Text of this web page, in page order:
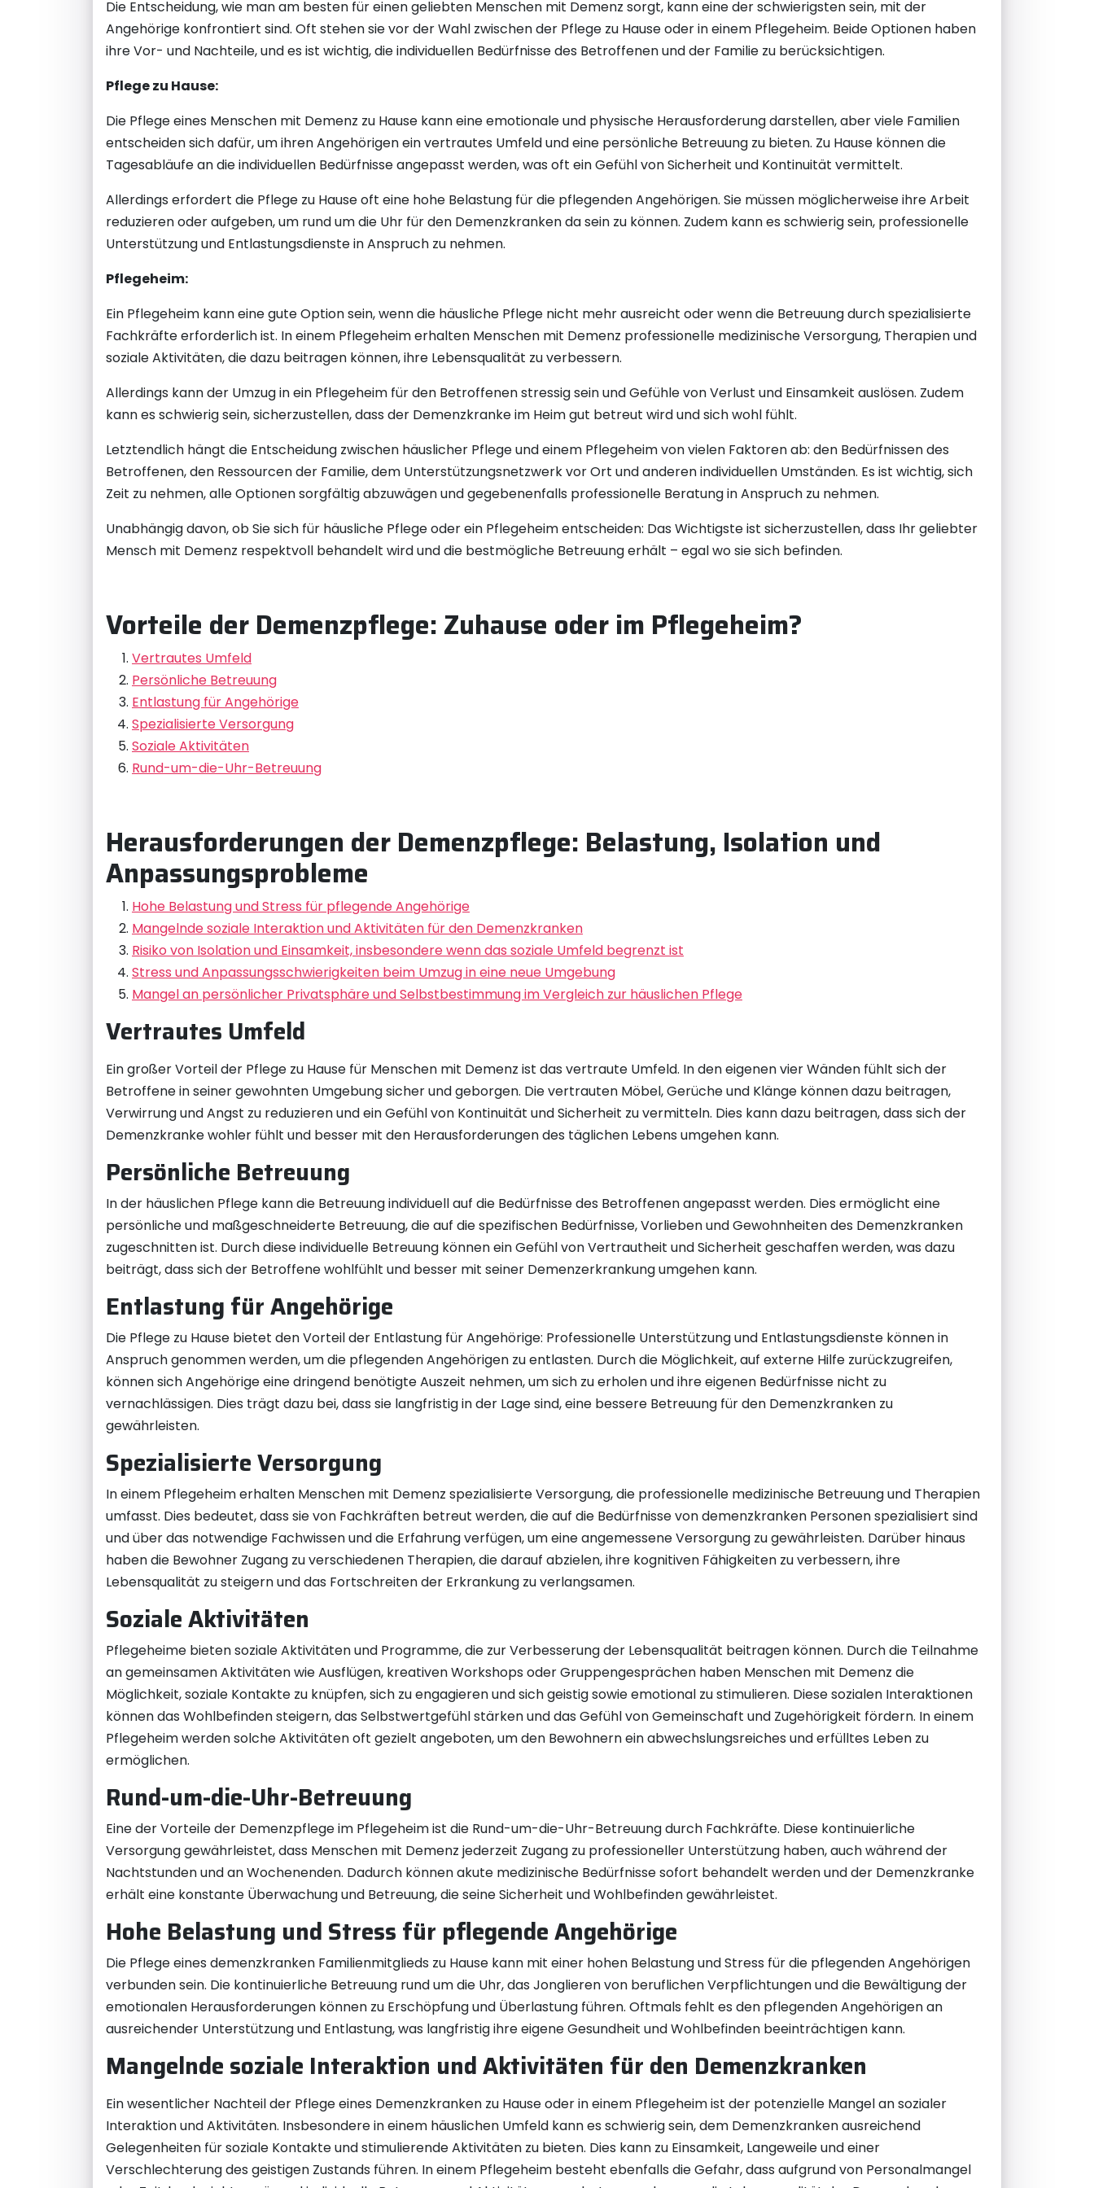
Die Entscheidung, wie man am besten für einen geliebten Menschen mit Demenz sorgt, kann eine der schwierigsten sein, mit der
Angehörige konfrontiert sind. Oft stehen sie vor der Wahl zwischen der Pflege zu Hause oder in einem Pflegeheim. Beide Optionen haben
ihre Vor- und Nachteile, und es ist wichtig, die individuellen Bedürfnisse des Betroffenen und der Familie zu berücksichtigen.
Pflege zu Hause:
Die Pflege eines Menschen mit Demenz zu Hause kann eine emotionale und physische Herausforderung darstellen, aber viele Familien
entscheiden sich dafür, um ihren Angehörigen ein vertrautes Umfeld und eine persönliche Betreuung zu bieten. Zu Hause können die
Tagesabläufe an die individuellen Bedürfnisse angepasst werden, was oft ein Gefühl von Sicherheit und Kontinuität vermittelt.
Allerdings erfordert die Pflege zu Hause oft eine hohe Belastung für die pflegenden Angehörigen. Sie müssen möglicherweise ihre Arbeit
reduzieren oder aufgeben, um rund um die Uhr für den Demenzkranken da sein zu können. Zudem kann es schwierig sein, professionelle
Unterstützung und Entlastungsdienste in Anspruch zu nehmen.
Pflegeheim:
Ein Pflegeheim kann eine gute Option sein, wenn die häusliche Pflege nicht mehr ausreicht oder wenn die Betreuung durch spezialisierte
Fachkräfte erforderlich ist. In einem Pflegeheim erhalten Menschen mit Demenz professionelle medizinische Versorgung, Therapien und
soziale Aktivitäten, die dazu beitragen können, ihre Lebensqualität zu verbessern.
Allerdings kann der Umzug in ein Pflegeheim für den Betroffenen stressig sein und Gefühle von Verlust und Einsamkeit auslösen. Zudem
kann es schwierig sein, sicherzustellen, dass der Demenzkranke im Heim gut betreut wird und sich wohl fühlt.
Letztendlich hängt die Entscheidung zwischen häuslicher Pflege und einem Pflegeheim von vielen Faktoren ab: den Bedürfnissen des
Betroffenen, den Ressourcen der Familie, dem Unterstützungsnetzwerk vor Ort und anderen individuellen Umständen. Es ist wichtig, sich
Zeit zu nehmen, alle Optionen sorgfältig abzuwägen und gegebenenfalls professionelle Beratung in Anspruch zu nehmen.
Unabhängig davon, ob Sie sich für häusliche Pflege oder ein Pflegeheim entscheiden: Das Wichtigste ist sicherzustellen, dass Ihr geliebter
Mensch mit Demenz respektvoll behandelt wird und die bestmögliche Betreuung erhält – egal wo sie sich befinden.
Vorteile der Demenzpflege: Zuhause oder im Pflegeheim?
Vertrautes Umfeld
Persönliche Betreuung
Entlastung für Angehörige
Spezialisierte Versorgung
Soziale Aktivitäten
Rund-um-die-Uhr-Betreuung
Herausforderungen der Demenzpflege: Belastung, Isolation und
Anpassungsprobleme
Hohe Belastung und Stress für pflegende Angehörige
Mangelnde soziale Interaktion und Aktivitäten für den Demenzkranken
Risiko von Isolation und Einsamkeit, insbesondere wenn das soziale Umfeld begrenzt ist
Stress und Anpassungsschwierigkeiten beim Umzug in eine neue Umgebung
Mangel an persönlicher Privatsphäre und Selbstbestimmung im Vergleich zur häuslichen Pflege
Vertrautes Umfeld
Ein großer Vorteil der Pflege zu Hause für Menschen mit Demenz ist das vertraute Umfeld. In den eigenen vier Wänden fühlt sich der
Betroffene in seiner gewohnten Umgebung sicher und geborgen. Die vertrauten Möbel, Gerüche und Klänge können dazu beitragen,
Verwirrung und Angst zu reduzieren und ein Gefühl von Kontinuität und Sicherheit zu vermitteln. Dies kann dazu beitragen, dass sich der
Demenzkranke wohler fühlt und besser mit den Herausforderungen des täglichen Lebens umgehen kann.
Persönliche Betreuung
In der häuslichen Pflege kann die Betreuung individuell auf die Bedürfnisse des Betroffenen angepasst werden. Dies ermöglicht eine
persönliche und maßgeschneiderte Betreuung, die auf die spezifischen Bedürfnisse, Vorlieben und Gewohnheiten des Demenzkranken
zugeschnitten ist. Durch diese individuelle Betreuung können ein Gefühl von Vertrautheit und Sicherheit geschaffen werden, was dazu
beiträgt, dass sich der Betroffene wohlfühlt und besser mit seiner Demenzerkrankung umgehen kann.
Entlastung für Angehörige
Die Pflege zu Hause bietet den Vorteil der Entlastung für Angehörige: Professionelle Unterstützung und Entlastungsdienste können in
Anspruch genommen werden, um die pflegenden Angehörigen zu entlasten. Durch die Möglichkeit, auf externe Hilfe zurückzugreifen,
können sich Angehörige eine dringend benötigte Auszeit nehmen, um sich zu erholen und ihre eigenen Bedürfnisse nicht zu
vernachlässigen. Dies trägt dazu bei, dass sie langfristig in der Lage sind, eine bessere Betreuung für den Demenzkranken zu
gewährleisten.
Spezialisierte Versorgung
In einem Pflegeheim erhalten Menschen mit Demenz spezialisierte Versorgung, die professionelle medizinische Betreuung und Therapien
umfasst. Dies bedeutet, dass sie von Fachkräften betreut werden, die auf die Bedürfnisse von demenzkranken Personen spezialisiert sind
und über das notwendige Fachwissen und die Erfahrung verfügen, um eine angemessene Versorgung zu gewährleisten. Darüber hinaus
haben die Bewohner Zugang zu verschiedenen Therapien, die darauf abzielen, ihre kognitiven Fähigkeiten zu verbessern, ihre
Lebensqualität zu steigern und das Fortschreiten der Erkrankung zu verlangsamen.
Soziale Aktivitäten
Pflegeheime bieten soziale Aktivitäten und Programme, die zur Verbesserung der Lebensqualität beitragen können. Durch die Teilnahme
an gemeinsamen Aktivitäten wie Ausflügen, kreativen Workshops oder Gruppengesprächen haben Menschen mit Demenz die
Möglichkeit, soziale Kontakte zu knüpfen, sich zu engagieren und sich geistig sowie emotional zu stimulieren. Diese sozialen Interaktionen
können das Wohlbefinden steigern, das Selbstwertgefühl stärken und das Gefühl von Gemeinschaft und Zugehörigkeit fördern. In einem
Pflegeheim werden solche Aktivitäten oft gezielt angeboten, um den Bewohnern ein abwechslungsreiches und erfülltes Leben zu
ermöglichen.
Rund-um-die-Uhr-Betreuung
Eine der Vorteile der Demenzpflege im Pflegeheim ist die Rund-um-die-Uhr-Betreuung durch Fachkräfte. Diese kontinuierliche
Versorgung gewährleistet, dass Menschen mit Demenz jederzeit Zugang zu professioneller Unterstützung haben, auch während der
Nachtstunden und an Wochenenden. Dadurch können akute medizinische Bedürfnisse sofort behandelt werden und der Demenzkranke
erhält eine konstante Überwachung und Betreuung, die seine Sicherheit und Wohlbefinden gewährleistet.
Hohe Belastung und Stress für pflegende Angehörige
Die Pflege eines demenzkranken Familienmitglieds zu Hause kann mit einer hohen Belastung und Stress für die pflegenden Angehörigen
verbunden sein. Die kontinuierliche Betreuung rund um die Uhr, das Jonglieren von beruflichen Verpflichtungen und die Bewältigung der
emotionalen Herausforderungen können zu Erschöpfung und Überlastung führen. Oftmals fehlt es den pflegenden Angehörigen an
ausreichender Unterstützung und Entlastung, was langfristig ihre eigene Gesundheit und Wohlbefinden beeinträchtigen kann.
Mangelnde soziale Interaktion und Aktivitäten für den Demenzkranken
Ein wesentlicher Nachteil der Pflege eines Demenzkranken zu Hause oder in einem Pflegeheim ist der potenzielle Mangel an sozialer
Interaktion und Aktivitäten. Insbesondere in einem häuslichen Umfeld kann es schwierig sein, dem Demenzkranken ausreichend
Gelegenheiten für soziale Kontakte und stimulierende Aktivitäten zu bieten. Dies kann zu Einsamkeit, Langeweile und einer
Verschlechterung des geistigen Zustands führen. In einem Pflegeheim besteht ebenfalls die Gefahr, dass aufgrund von Personalmangel